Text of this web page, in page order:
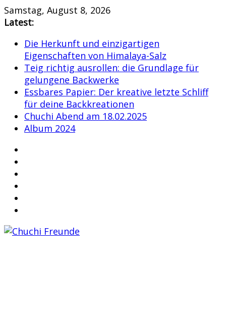
Skip
to
Samstag, August 8, 2026
Latest:
Die Herkunft und einzigartigen
Eigenschaften von Himalaya-Salz
Teig richtig ausrollen: die Grundlage für
gelungene Backwerke
Essbares Papier: Der kreative letzte Schliff
für deine Backkreationen
Chuchi Abend am 18.02.2025
Album 2024